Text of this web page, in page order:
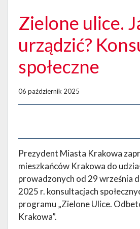
Zielone ulice.
urządzić?
społeczne
06 październik 2025
Prezydent Miasta Krakowa
mieszkańców Krakowa do
prowadzonych od 29 września
2025 r. konsultacjach
programu „Zielone Ulice.
Krakowa”.